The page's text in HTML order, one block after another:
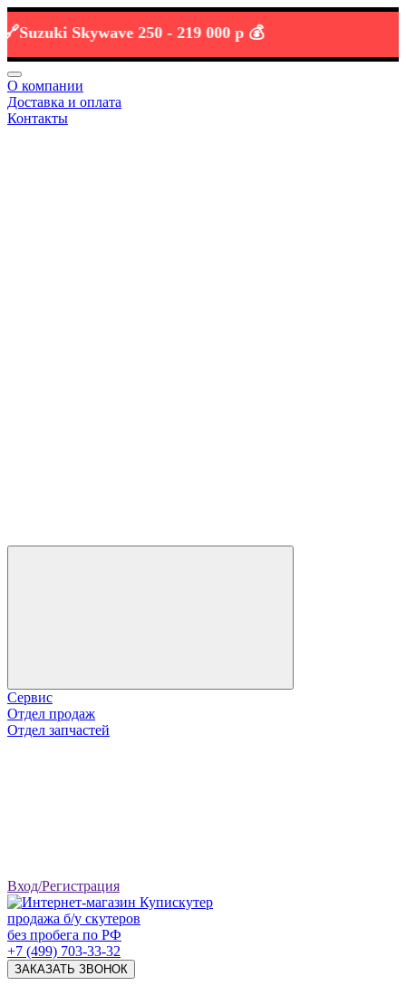
Skywave 250 -219 000 р 💰
О компании
Доставка и оплата
Контакты
Сервис
Отдел продаж
Отдел запчастей
Вход/Регистрация
продажа б/у скутеров
без пробега по РФ
+7 (499) 703-33-32
ЗАКАЗАТЬ ЗВОНОК